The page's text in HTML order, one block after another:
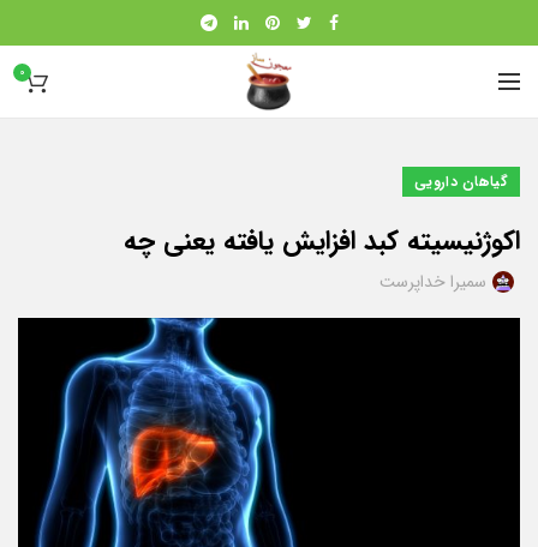
0
گیاهان دارویی
اکوژنیسیته کبد افزایش یافته یعنی چه
سمیرا خداپرست